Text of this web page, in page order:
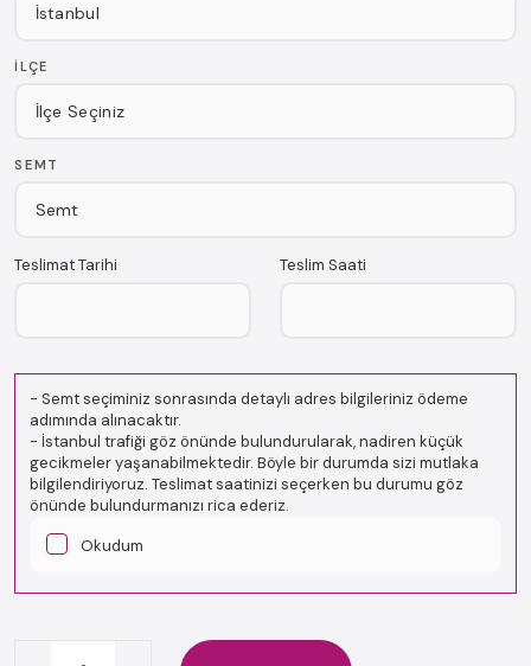
İLÇE
SEMT
Teslimat Tarihi Teslim Saati
- Semt seçiminiz sonrasında detaylı adres bilgileriniz ödeme
adımında alınacaktır.
- İstanbul trafiği göz önünde bulundurularak, nadiren küçük
gecikmeler yaşanabilmektedir. Böyle bir durumda sizi mutlaka
bilgilendiriyoruz. Teslimat saatinizi seçerken bu durumu göz
önünde bulundurmanızı rica ederiz.
Okudum